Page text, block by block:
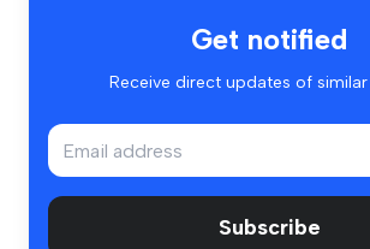
Get notified
Receive direct updates of
Subscribe